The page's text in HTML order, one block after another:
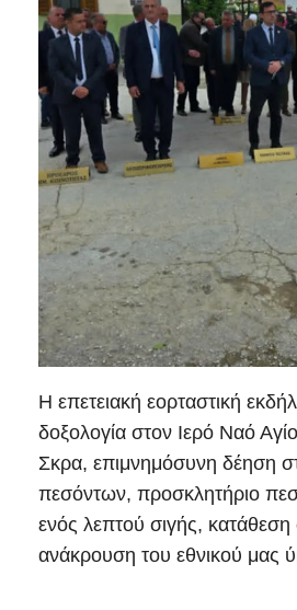
Η επετειακή εορταστική
δοξολογία στον Ιερό Ναό
Σκρα, επιμνημόσυνη δέηση
πεσόντων, προσκλητήριο
ενός λεπτού σιγής,
ανάκρουση του εθνικού μας